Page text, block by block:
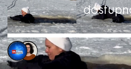
Michaela Švejdová,Dominika
24. led 2026, 11:44